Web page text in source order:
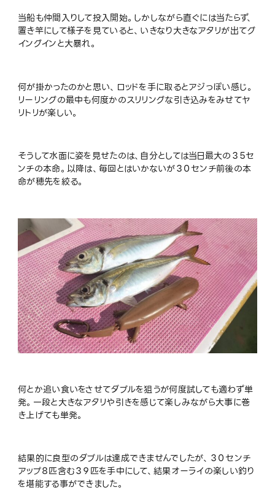
当船も仲間入りして投入開始。しかしながら直ぐには当たらず、
置き竿にして様子を見ていると、いきなり大きなアタリが出てグ
イングインと大暴れ。
何が掛かったのかと思い、ロッドを手に取るとアジっぽい感じ。
リーリングの最中も何度かのスリリングな引き込みをみせてヤ
リトリが楽しい。
そうして水面に姿を見せたのは、自分としては当日最大の３５セ
ンチの本命。以降は、毎回とはいかないが３０センチ前後の本
命が穂先を絞る。
何とか追い食いをさせてダブルを狙うが何度試しても適わず単
発。一段と大きなアタリや引きを感じて楽しみながら大事に巻
き上げても単発。
結果的に良型のダブルは達成できませんでしたが、３０センチ
アップ８匹含む３９匹を手中にして、結果オーライの楽しい釣り
を堪能する事ができました。